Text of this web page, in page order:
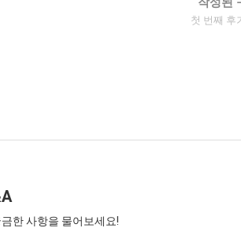
첫 번째 후
한 사항을 물어보세요!